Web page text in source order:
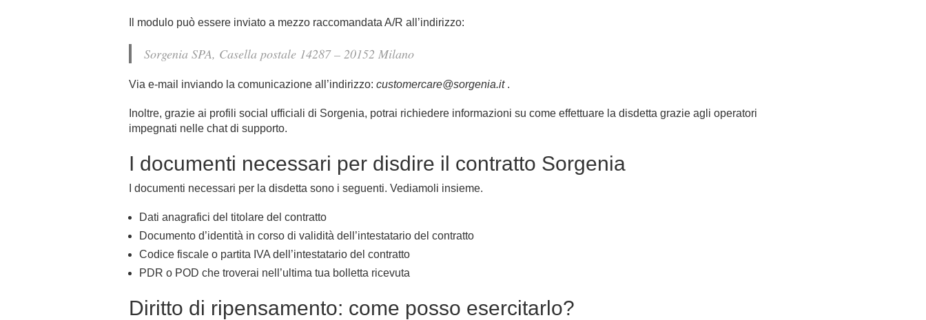
Il modulo può essere inviato a mezzo raccomandata A/R all’indirizzo:
Sorgenia SPA, Casella postale 14287 – 20152 Milano
Via e-mail inviando la comunicazione all’indirizzo: customercare@sorgenia.it .
Inoltre, grazie ai profili social ufficiali di Sorgenia, potrai richiedere informazioni su come effettuare la disdetta grazie agli operatori
impegnati nelle chat di supporto.
I documenti necessari per disdire il contratto Sorgenia
I documenti necessari per la disdetta sono i seguenti. Vediamoli insieme.
Dati anagrafici del titolare del contratto
Documento d’identità in corso di validità dell’intestatario del contratto
Codice fiscale o partita IVA dell’intestatario del contratto
PDR o POD che troverai nell’ultima tua bolletta ricevuta
Diritto di ripensamento: come posso esercitarlo?